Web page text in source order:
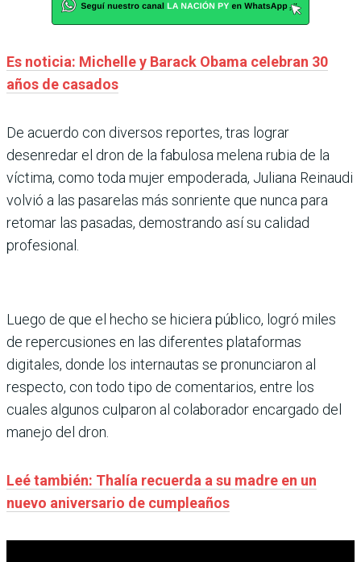
Es noticia: Michelle y Barack Obama celebran 30
años de casados
De acuerdo con diversos reportes, tras lograr
desenredar el dron de la fabulosa melena rubia de la
víctima, como toda mujer empoderada, Juliana Reinaudi
volvió a las pasarelas más sonriente que nunca para
retomar las pasadas, demostrando así su calidad
profesional.
Luego de que el hecho se hiciera público, logró miles
de repercusiones en las diferentes plataformas
digitales, donde los internautas se pronunciaron al
respecto, con todo tipo de comentarios, entre los
cuales algunos culparon al colaborador encargado del
manejo del dron.
Leé también: Thalía recuerda a su madre en un
nuevo aniversario de cumpleaños